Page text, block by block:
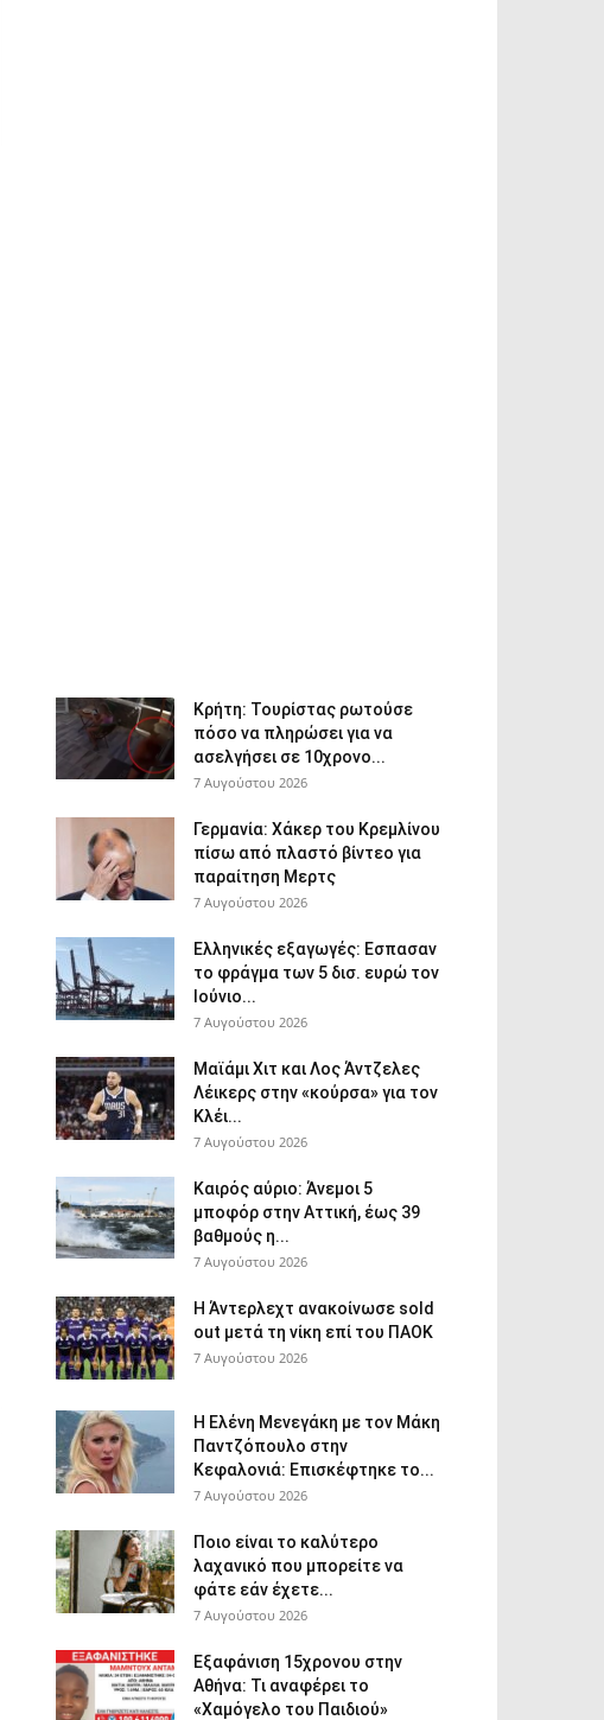
Κρήτη: Τουρίστας ρωτούσε
πόσο να πληρώσει για να
ασελγήσει σε 10χρονο...
7 Αυγούστου 2026
Γερμανία: Χάκερ του Κρεμλίνου
πίσω από πλαστό βίντεο για
παραίτηση Μερτς
7 Αυγούστου 2026
Ελληνικές εξαγωγές: Εσπασαν
το φράγμα των 5 δισ. ευρώ τον
Ιούνιο...
7 Αυγούστου 2026
Μαϊάμι Χιτ και Λος Άντζελες
Λέικερς στην «κούρσα» για τον
Κλέι...
7 Αυγούστου 2026
Καιρός αύριο: Άνεμοι 5
μποφόρ στην Αττική, έως 39
βαθμούς η...
7 Αυγούστου 2026
Η Άντερλεχτ ανακοίνωσε sold
out μετά τη νίκη επί του ΠΑΟΚ
7 Αυγούστου 2026
Η Ελένη Μενεγάκη με τον Μάκη
Παντζόπουλο στην
Κεφαλονιά: Επισκέφτηκε το...
7 Αυγούστου 2026
Ποιο είναι το καλύτερο
λαχανικό που μπορείτε να
φάτε εάν έχετε...
7 Αυγούστου 2026
Εξαφάνιση 15χρονου στην
Αθήνα: Τι αναφέρει το
«Χαμόγελο του Παιδιού»